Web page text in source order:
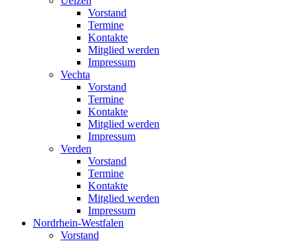
Vorstand
Termine
Kontakte
Mitglied werden
Impressum
Vechta
Vorstand
Termine
Kontakte
Mitglied werden
Impressum
Verden
Vorstand
Termine
Kontakte
Mitglied werden
Impressum
Nordrhein-Westfalen
Vorstand